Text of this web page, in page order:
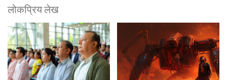
लोकप्रिय लेख